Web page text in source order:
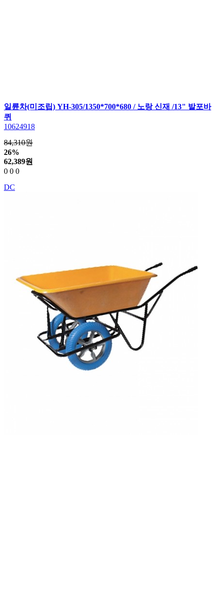
일륜차(미조립) YH-305/1350*700*680 / 노랑 신재 /13" 발포바
퀴
10624918
84,310원
26%
62,389원
0 0 0
DC